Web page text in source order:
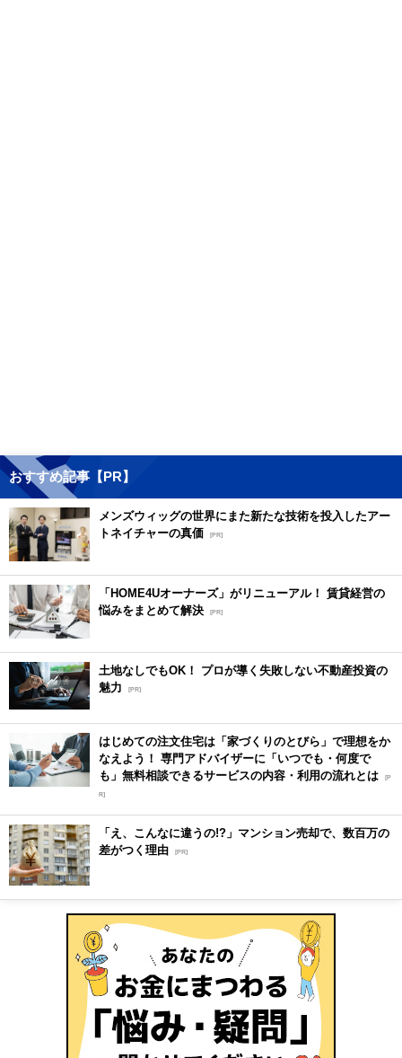
おすすめ記事【PR】
メンズウィッグの世界にまた新たな技術を投入したアー
トネイチャーの真価
[PR]
「HOME4Uオーナーズ」がリニューアル！ 賃貸経営の
悩みをまとめて解決 [PR]
土地なしでもOK！ プロが導く失敗しない不動産投資の
魅力
[PR]
はじめての注文住宅は「家づくりのとびら」で理想をか
なえよう！ 専門アドバイザーに「いつでも・何度で
も」無料相談できるサービスの内容・利用の流れとは [P
R]
「え、こんなに違うの!?」マンション売却で、数百万の
差がつく理由 [PR]